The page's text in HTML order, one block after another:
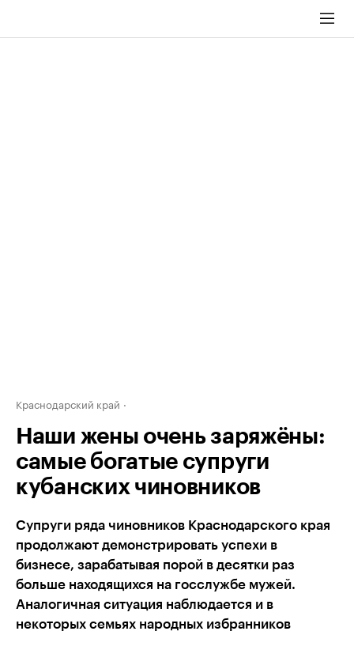
Краснодарский край
Наши жены очень заряжёны:
самые богатые супруги
кубанских чиновников
Супруги ряда чиновников Краснодарского края
продолжают демонстрировать успехи в
бизнесе, зарабатывая порой в десятки раз
больше находящихся на госслужбе мужей.
Аналогичная ситуация наблюдается и в
некоторых семьях народных избранников